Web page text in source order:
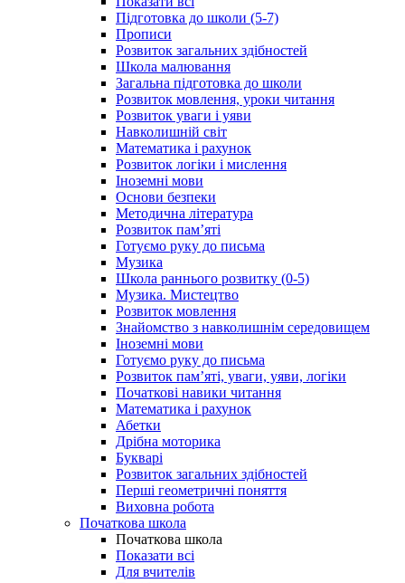
Підготовка до школи (5-7)
Прописи
Розвиток загальних здібностей
Школа малювання
Загальна підготовка до школи
Розвиток мовлення, уроки читання
Розвиток уваги і уяви
Навколишній світ
Математика і рахунок
Розвиток логіки і мислення
Іноземні мови
Основи безпеки
Методична література
Розвиток пам’яті
Готуємо руку до письма
Музика
Школа раннього розвитку (0-5)
Музика. Мистецтво
Розвиток мовлення
Знайомство з навколишнім середовищем
Іноземні мови
Готуємо руку до письма
Розвиток пам’яті, уваги, уяви, логіки
Початкові навики читання
Математика і рахунок
Абетки
Дрібна моторика
Букварі
Розвиток загальних здібностей
Перші геометричні поняття
Виховна робота
Початкова школа
Початкова школа
Показати всі
Для вчителів